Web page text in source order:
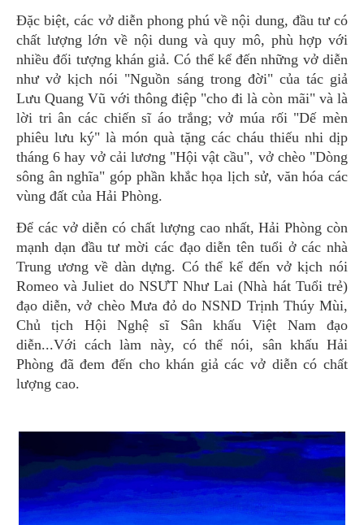
Đặc biệt, các vở diễn phong phú về nội dung, đầu tư có
chất lượng lớn về nội dung và quy mô, phù hợp với
nhiều đối tượng khán giả. Có thể kể đến những vở diễn
như vở kịch nói "Nguồn sáng trong đời" của tác giả
Lưu Quang Vũ với thông điệp "cho đi là còn mãi" và là
lời tri ân các chiến sĩ áo trắng; vở múa rối "Dế mèn
phiêu lưu ký" là món quà tặng các cháu thiếu nhi dịp
tháng 6 hay vở cải lương "Hội vật cầu", vở chèo "Dòng
sông ân nghĩa" góp phần khắc họa lịch sử, văn hóa các
vùng đất của Hải Phòng.
Để các vở diễn có chất lượng cao nhất, Hải Phòng còn
mạnh dạn đầu tư mời các đạo diễn tên tuổi ở các nhà
Trung ương về dàn dựng. Có thể kể đến vở kịch nói
Romeo và Juliet do NSƯT Như Lai (Nhà hát Tuổi trẻ)
đạo diễn, vở chèo Mưa đỏ do NSND Trịnh Thúy Mùi,
Chủ tịch Hội Nghệ sĩ Sân khấu Việt Nam đạo
diễn...Với cách làm này, có thể nói, sân khấu Hải
Phòng đã đem đến cho khán giả các vở diễn có chất
lượng cao.